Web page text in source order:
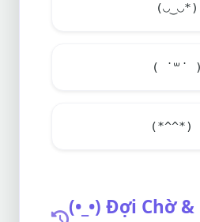
(◡‿◡*)
( ˙꒳​˙ )
(*^^*)ゞ
(•_•) Đợi Chờ